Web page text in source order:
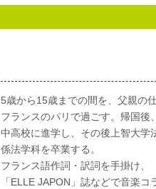
5歳から15歳までの間を、父親の
フランスのパリで過ごす。帰国後
中高校に進学し、その後上智大学
係法学科を卒業する。
フランス語作詞・訳詞を手掛け、
「ELLE JAPON」誌などで音楽コ